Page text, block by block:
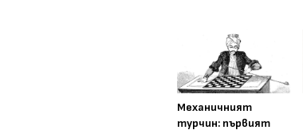
Механичният
турчин: първият